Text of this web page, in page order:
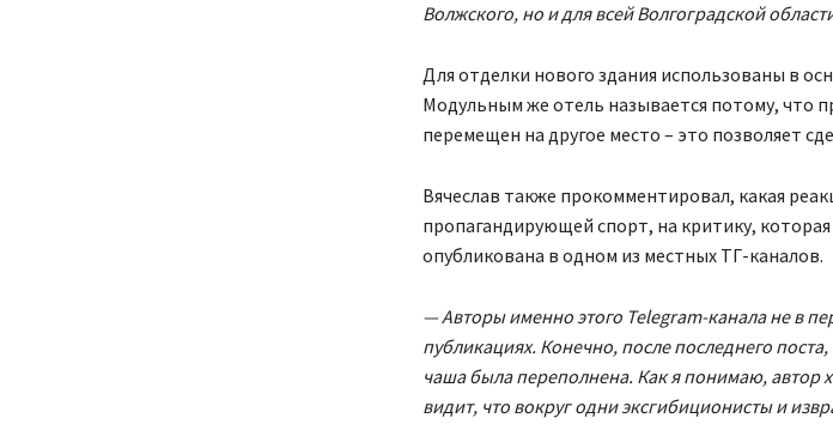
Волжского, но и для всей Волгоградской
Для отделки нового здания использованы в
Модульным же отель называется потому, что
перемещен на другое место – это позволяет
Вячеслав также прокомментировал, какая
пропагандирующей спорт, на критику,
опубликована в одном из местных ТГ-каналов.
— Авторы именно этого Telegram-канала не в
публикациях. Конечно, после последнего
чаша была переполнена. Как я понимаю, автор
видит, что вокруг одни эксгибиционисты и